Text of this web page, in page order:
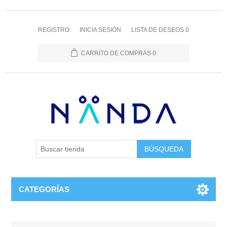
REGISTRO INICIA SESIÓN LISTA DE DESEOS 0
CARRITO DE COMPRAS 0
BÚSQUEDA
CATEGORÍAS